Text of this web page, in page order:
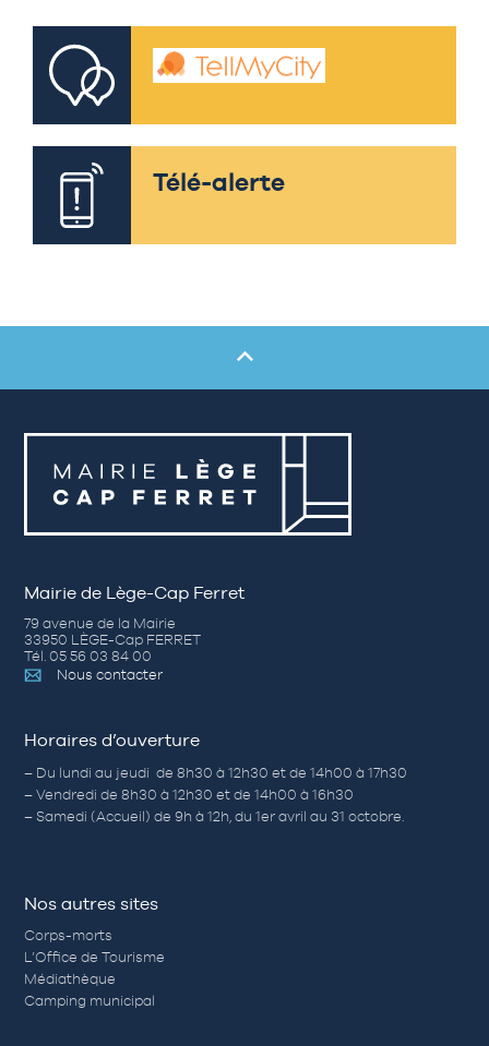
Télé-alerte
Mairie de Lège-Cap Ferret
79 avenue de la Mairie
33950 LÈGE-Cap FERRET
Tél. 05 56 03 84 00
Nous contacter
Horaires d’ouverture
– Du lundi au jeudi de 8h30 à 12h30 et de 14h00 à 17h30
– Vendredi de 8h30 à 12h30 et de 14h00 à 16h30
– Samedi (Accueil) de 9h à 12h, du 1er avril au 31 octobre.
Nos autres sites
Corps-morts
L’Office de Tourisme
Médiathèque
Camping municipal